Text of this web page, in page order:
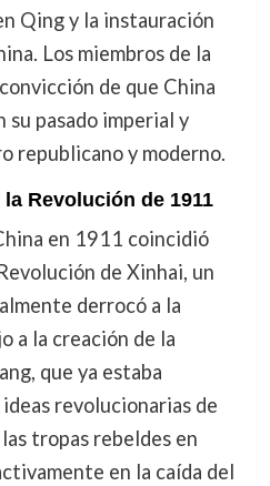
Qing y la instauración
Los miembros de la
de que China
su pasado imperial y
republicano y moderno.
Revolución de 1911
en 1911 coincidió
de Xinhai, un
derrocó a la
a la creación de la
que ya estaba
revolucionarias de
tropas rebeldes en
en la caída del